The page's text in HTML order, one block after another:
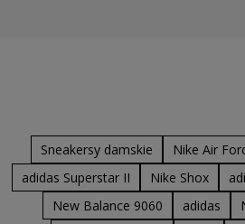
Sneakersy damskie Nike Air
adidas Superstar II
Nike Shox
New Balance 9060
adidas